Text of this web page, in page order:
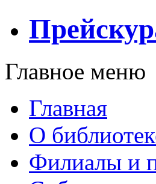
Главное меню
Главная
О
Филиалы и